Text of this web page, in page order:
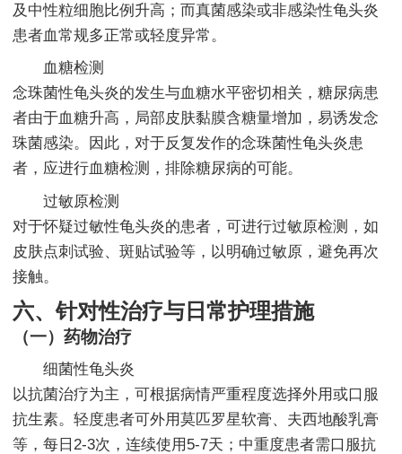
及中性粒细胞比例升高；而真菌感染或非感染性龟头炎
患者血常规多正常或轻度异常。
血糖检测
念珠菌性龟头炎的发生与血糖水平密切相关，糖尿病患
者由于血糖升高，局部皮肤黏膜含糖量增加，易诱发念
珠菌感染。因此，对于反复发作的念珠菌性龟头炎患
者，应进行血糖检测，排除糖尿病的可能。
过敏原检测
对于怀疑过敏性龟头炎的患者，可进行过敏原检测，如
皮肤点刺试验、斑贴试验等，以明确过敏原，避免再次
接触。
六、针对性治疗与日常护理措施
（一）药物治疗
细菌性龟头炎
以抗菌治疗为主，可根据病情严重程度选择外用或口服
抗生素。轻度患者可外用莫匹罗星软膏、夫西地酸乳膏
等，每日2-3次，连续使用5-7天；中重度患者需口服抗